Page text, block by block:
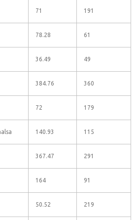
71 191
78.28 61
36.49 49
384.76 360
72 179
140.93 115
367.47 291
164 91
50.52 219